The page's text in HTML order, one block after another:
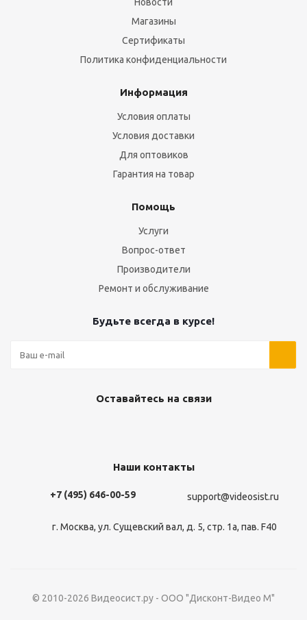
Магазины
Сертификаты
Политика конфиденциальности
Информация
Условия оплаты
Условия доставки
Для оптовиков
Гарантия на товар
Помощь
Услуги
Вопрос-ответ
Производители
Ремонт и обслуживание
Будьте всегда в курсе!
Оставайтесь на связи
Наши контакты
+7 (495) 646-00-59 support@videosist.ru
г. Москва, ул. Сущевский вал, д. 5, стр. 1а, пав. F40
© 2010-2026 Видеосист.ру - ООО "Дисконт-Видео М"